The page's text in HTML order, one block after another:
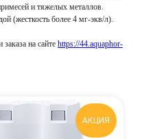
и тяжелых металлов.
(жесткость более 4 мг-экв/л).
на сайте https://44.aquaphor-
АКЦИЯ